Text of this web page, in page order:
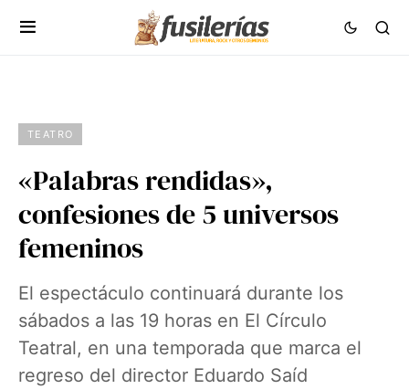
TEATRO
«Palabras rendidas»,
confesiones de 5 universos
femeninos
El espectáculo continuará durante los
sábados a las 19 horas en El Círculo
Teatral, en una temporada que marca el
regreso del director Eduardo Saíd